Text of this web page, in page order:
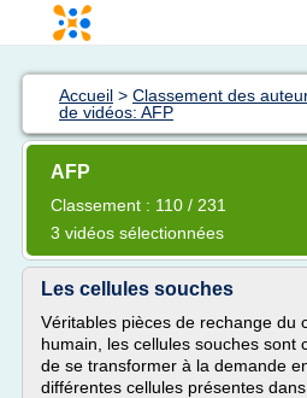
Accueil > Classement des
de vidéos: AFP
AFP
Classement : 110 / 231
3 vidéos sélectionnées
Les cellules souches
Véritables pièces de rechange du
humain, les cellules souches sont
de se transformer à la demande
différentes cellules présentes dans